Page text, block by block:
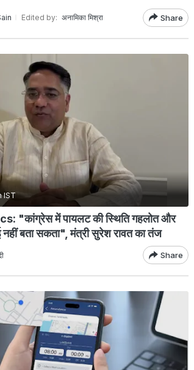
Edited by: अनामिका मिश्रा Share
IST
"कांग्रेस में पायलट की स्थिति गहलोत और
नहीं बता सकता", मंत्री सुरेश रावत का तंज
Share